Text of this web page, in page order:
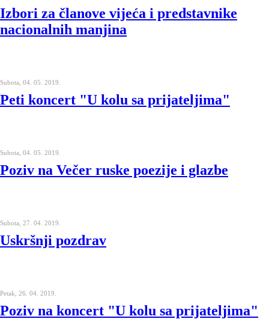
Izbori za članove vijeća i predstavnike
nacionalnih manjina
Subota, 04. 05. 2019.
Peti koncert "U kolu sa prijateljima"
Subota, 04. 05. 2019.
Poziv na Večer ruske poezije i glazbe
Subota, 27. 04. 2019.
Uskršnji pozdrav
Petak, 26. 04. 2019.
Poziv na koncert "U kolu sa prijateljima"